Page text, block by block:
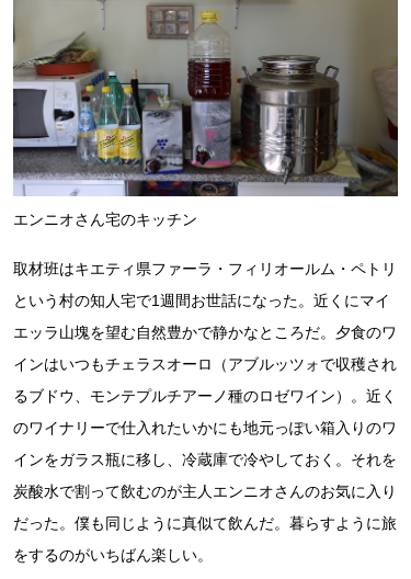
エンニオさん宅のキッチン
取材班はキエティ県ファーラ・フィリオールム・ペトリ
という村の知人宅で1週間お世話になった。近くにマイ
エッラ山塊を望む自然豊かで静かなところだ。夕食のワ
インはいつもチェラスオーロ（アブルッツォで収穫され
るブドウ、モンテプルチアーノ種のロゼワイン）。近く
のワイナリーで仕入れたいかにも地元っぽい箱入りのワ
インをガラス瓶に移し、冷蔵庫で冷やしておく。それを
炭酸水で割って飲むのが主人エンニオさんのお気に入り
だった。僕も同じように真似て飲んだ。暮らすように旅
をするのがいちばん楽しい。